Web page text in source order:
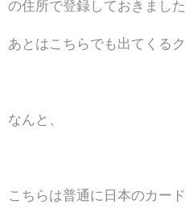
の住所で登録しておきました
あとはこちらでも出てくる
なんと、
こちらは普通に日本のカー